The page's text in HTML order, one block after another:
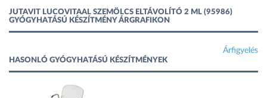
JUTAVIT LUCOVITAAL SZEMÖLCS ELTÁVOLÍTÓ 2 ML (95986)
GYÓGYHATÁSÚ KÉSZÍTMÉNY ÁRGRAFIKON
Árfigyelés
HASONLÓ GYÓGYHATÁSÚ KÉSZÍTMÉNYEK